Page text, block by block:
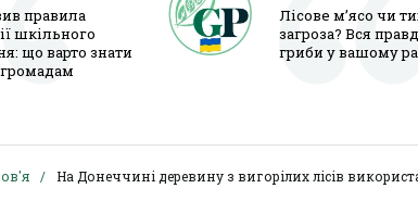
правила
шкільного
що варто знати
Лісове м’ясо чи
загроза? Вся
гриби у вашому
На Донеччині деревину з вигорілих лісів